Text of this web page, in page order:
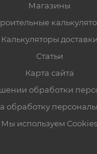
Магазины
Калькуляторы доставки
Статьи
Карта сайта
обработки
обработку
Мы используем Cookies